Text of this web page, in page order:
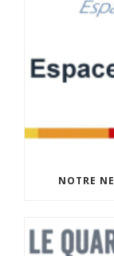
NOTRE